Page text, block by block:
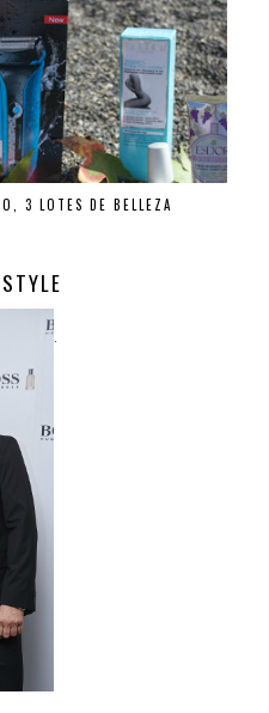
3 LOTES DE BELLEZA